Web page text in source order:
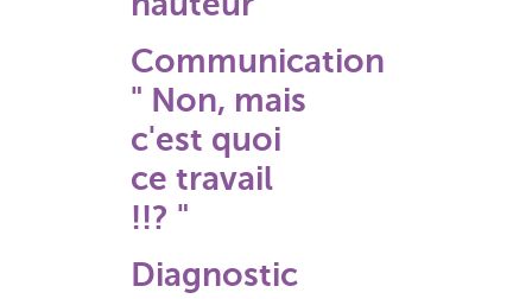
Communication
" Non, mais
c'est quoi
ce travail
!!? "
Diagnostic